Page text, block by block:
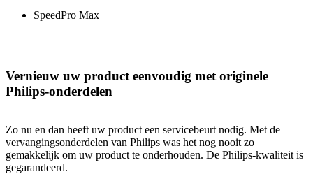
SpeedPro Max
Vernieuw uw product eenvoudig met originele
Philips-onderdelen
Zo nu en dan heeft uw product een servicebeurt nodig. Met de
vervangingsonderdelen van Philips was het nog nooit zo
gemakkelijk om uw product te onderhouden. De Philips-kwaliteit is
gegarandeerd.